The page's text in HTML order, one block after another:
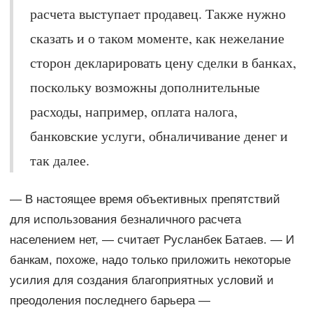
расчета выступает продавец. Также нужно
сказать и о таком моменте, как нежелание
сторон декларировать цену сделки в банках,
поскольку возможны дополнительные
расходы, например, оплата налога,
банковские услуги, обналичивание денег и
так далее.
— В настоящее время объективных препятствий
для использования безналичного расчета
населением нет, — считает Русланбек Батаев. — И
банкам, похоже, надо только приложить некоторые
усилия для создания благоприятных условий и
преодоления последнего барьера —